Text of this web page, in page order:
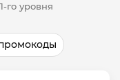
го уровня